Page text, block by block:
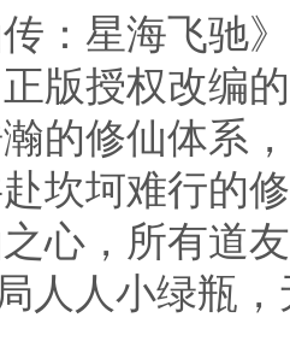
传：星海飞驰
版授权改编
的修仙体系
坎坷难行的
心，所有道
人人小绿瓶